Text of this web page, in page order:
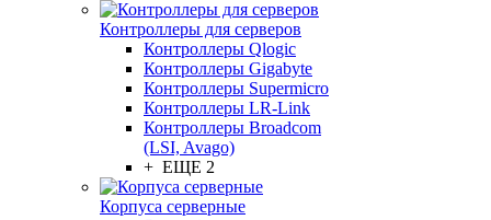
Контроллеры для серверов
Контроллеры Qlogic
Контроллеры Gigabyte
Контроллеры Supermicro
Контроллеры LR-Link
Контроллеры Broadcom
(LSI, Avago)
+ ЕЩЕ 2
Корпуса серверные